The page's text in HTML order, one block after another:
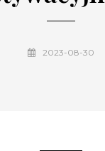
2023-08-30